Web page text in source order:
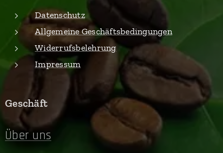
Datenschutz
Allgemeine Geschäftsbedingungen
Widerrufsbelehrung
Impressum
Geschäft
Über uns